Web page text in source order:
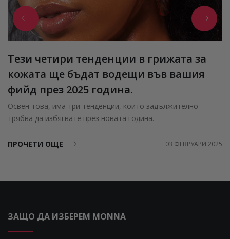
Тези четири тенденции в грижата за
кожата ще бъдат водещи във вашия
фийд през 2025 година.
Освен това, има три тенденции, които задължително
трябва да избягвате през новата година.
ПРОЧЕТИ ОЩЕ 03 ФЕВРУАРИ 2025
ЗАЩО ДА ИЗБЕРЕМ MONNA